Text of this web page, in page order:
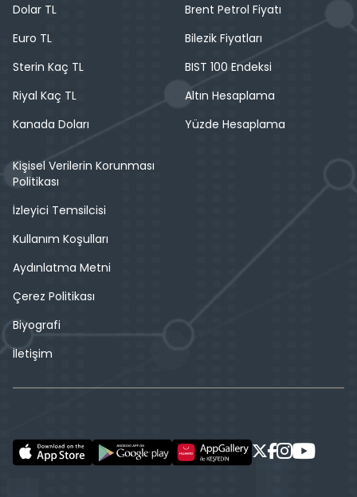
Dolar TL
Euro TL
Sterin Kaç TL
Riyal Kaç TL
Kanada Doları
Brent Petrol Fiyatı
Bilezik Fiyatları
BIST 100 Endeksi
Altın Hesaplama
Yüzde Hesaplama
Kişisel Verilerin Korunması
Politikası
İzleyici Temsilcisi
Kullanım Koşulları
Aydınlatma Metni
Çerez Politikası
Biyografi
İletişim